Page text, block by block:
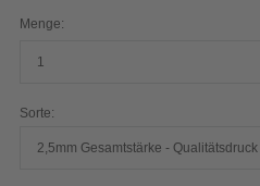
Menge:
Sorte: